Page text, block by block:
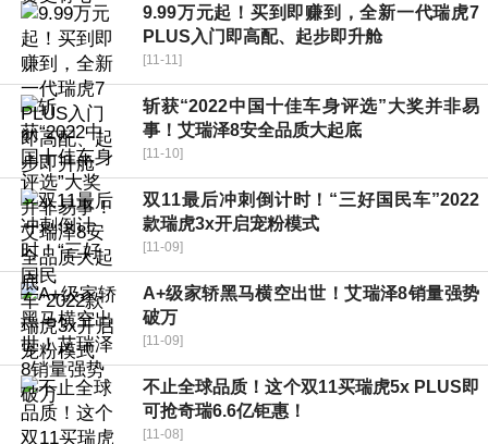
9.99万元起！买到即赚到，全新一代瑞虎7
PLUS入门即高配、起步即升舱
[11-11]
斩获“2022中国十佳车身评选”大奖并非易
事！艾瑞泽8安全品质大起底
[11-10]
双11最后冲刺倒计时！“三好国民车”2022
款瑞虎3x开启宠粉模式
[11-09]
A+级家轿黑马横空出世！艾瑞泽8销量强势
破万
[11-09]
不止全球品质！这个双11买瑞虎5x PLUS即
可抢奇瑞6.6亿钜惠！
[11-08]